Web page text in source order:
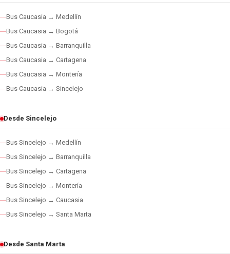
Bus Caucasia → Medellín
Bus Caucasia → Bogotá
Bus Caucasia → Barranquilla
Bus Caucasia → Cartagena
Bus Caucasia → Montería
Bus Caucasia → Sincelejo
Desde Sincelejo
Bus Sincelejo → Medellín
Bus Sincelejo → Barranquilla
Bus Sincelejo → Cartagena
Bus Sincelejo → Montería
Bus Sincelejo → Caucasia
Bus Sincelejo → Santa Marta
Desde Santa Marta